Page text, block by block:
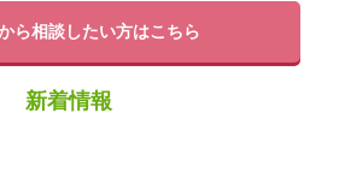
ら相談したい方はこちら
新着情報